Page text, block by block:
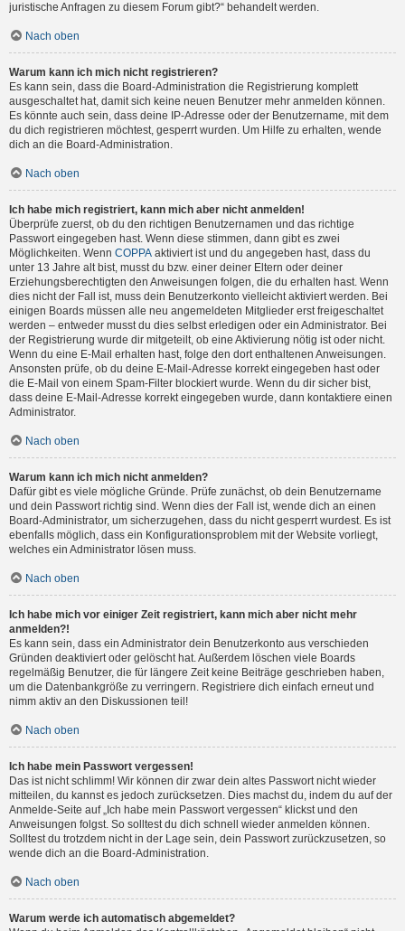
juristische Anfragen zu diesem Forum gibt?“ behandelt werden.
Nach oben
Warum kann ich mich nicht registrieren?
Es kann sein, dass die Board-Administration die Registrierung komplett
ausgeschaltet hat, damit sich keine neuen Benutzer mehr anmelden können.
Es könnte auch sein, dass deine IP-Adresse oder der Benutzername, mit dem
du dich registrieren möchtest, gesperrt wurden. Um Hilfe zu erhalten, wende
dich an die Board-Administration.
Nach oben
Ich habe mich registriert, kann mich aber nicht anmelden!
Überprüfe zuerst, ob du den richtigen Benutzernamen und das richtige
Passwort eingegeben hast. Wenn diese stimmen, dann gibt es zwei
Möglichkeiten. Wenn COPPA aktiviert ist und du angegeben hast, dass du
unter 13 Jahre alt bist, musst du bzw. einer deiner Eltern oder deiner
Erziehungsberechtigten den Anweisungen folgen, die du erhalten hast. Wenn
dies nicht der Fall ist, muss dein Benutzerkonto vielleicht aktiviert werden. Bei
einigen Boards müssen alle neu angemeldeten Mitglieder erst freigeschaltet
werden – entweder musst du dies selbst erledigen oder ein Administrator. Bei
der Registrierung wurde dir mitgeteilt, ob eine Aktivierung nötig ist oder nicht.
Wenn du eine E-Mail erhalten hast, folge den dort enthaltenen Anweisungen.
Ansonsten prüfe, ob du deine E-Mail-Adresse korrekt eingegeben hast oder
die E-Mail von einem Spam-Filter blockiert wurde. Wenn du dir sicher bist,
dass deine E-Mail-Adresse korrekt eingegeben wurde, dann kontaktiere einen
Administrator.
Nach oben
Warum kann ich mich nicht anmelden?
Dafür gibt es viele mögliche Gründe. Prüfe zunächst, ob dein Benutzername
und dein Passwort richtig sind. Wenn dies der Fall ist, wende dich an einen
Board-Administrator, um sicherzugehen, dass du nicht gesperrt wurdest. Es ist
ebenfalls möglich, dass ein Konfigurationsproblem mit der Website vorliegt,
welches ein Administrator lösen muss.
Nach oben
Ich habe mich vor einiger Zeit registriert, kann mich aber nicht mehr
anmelden?!
Es kann sein, dass ein Administrator dein Benutzerkonto aus verschieden
Gründen deaktiviert oder gelöscht hat. Außerdem löschen viele Boards
regelmäßig Benutzer, die für längere Zeit keine Beiträge geschrieben haben,
um die Datenbankgröße zu verringern. Registriere dich einfach erneut und
nimm aktiv an den Diskussionen teil!
Nach oben
Ich habe mein Passwort vergessen!
Das ist nicht schlimm! Wir können dir zwar dein altes Passwort nicht wieder
mitteilen, du kannst es jedoch zurücksetzen. Dies machst du, indem du auf der
Anmelde-Seite auf „Ich habe mein Passwort vergessen“ klickst und den
Anweisungen folgst. So solltest du dich schnell wieder anmelden können.
Solltest du trotzdem nicht in der Lage sein, dein Passwort zurückzusetzen, so
wende dich an die Board-Administration.
Nach oben
Warum werde ich automatisch abgemeldet?